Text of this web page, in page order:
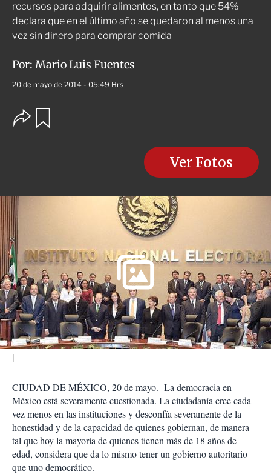
recursos para adquirir alimentos, en tanto que 54%
declara que en el último año se quedaron al menos una
vez sin dinero para comprar comida
Por: Mario Luis Fuentes
20 de mayo de 2014 - 05:49 Hrs
O
p
s
m
p
a
r
t
i
r
Ver Fotos
CIUDAD DE MÉXICO, 20 de mayo.- La democracia en
México está severamente cuestionada. La ciudadanía cree cada
vez menos en las instituciones y desconfía severamente de la
honestidad y de la capacidad de quienes gobiernan, de manera
tal que hoy la mayoría de quienes tienen más de 18 años de
edad, considera que da lo mismo tener un gobierno autoritario
que uno democrático.